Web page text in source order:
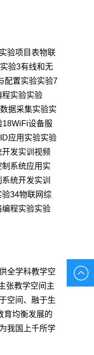
验项目表物联
验3有线和无
配置实验实验7
实验实验
据采集实验实
18WiFi设备服
应用实验实验
发实训视频
系统应用实
统开发实训
34物联网综
程实验实验
全学科教学空
张教学空间主
空间、融于生
育均衡发展的
我国上千所学